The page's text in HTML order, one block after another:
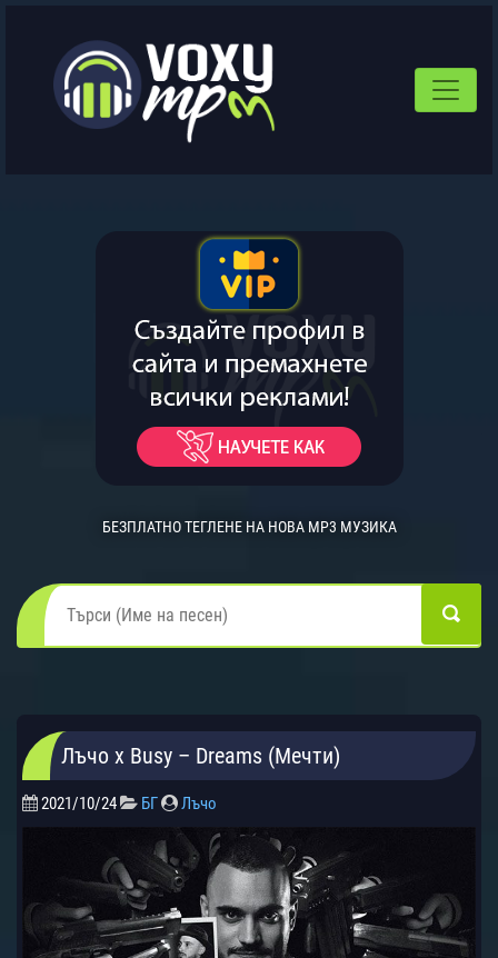
БЕЗПЛАТНО ТЕГЛЕНЕ НА НОВА MP3 МУЗИКА
Лъчо x Busy – Dreams (Мечти)
2021/10/24 БГ Лъчо